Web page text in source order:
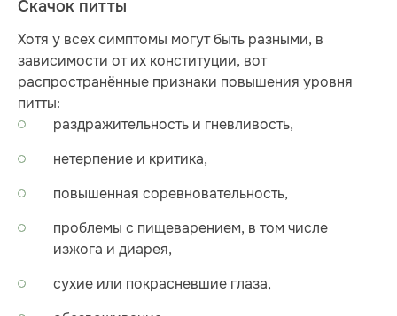
Скачок питты
Хотя у всех симптомы могут быть разными, в
зависимости от их конституции, вот
распространённые признаки повышения уровня
питты:
раздражительность и гневливость,
нетерпение и критика,
повышенная соревновательность,
проблемы с пищеварением, в том числе
изжога и диарея,
сухие или покрасневшие глаза,